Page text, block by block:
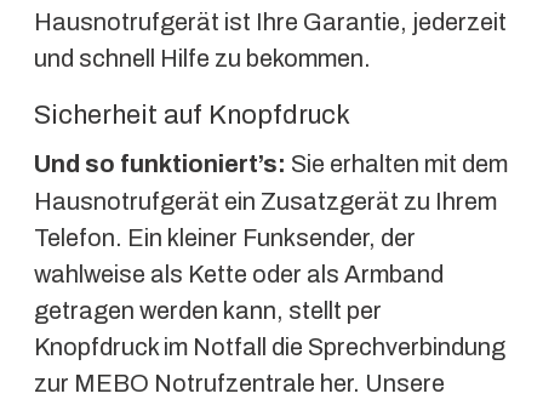
Hausnotrufgerät ist Ihre Garantie, jederzeit
und schnell Hilfe zu bekommen.
Sicherheit auf Knopfdruck
Und so funktioniert’s: Sie erhalten mit dem
Hausnotrufgerät ein Zusatzgerät zu Ihrem
Telefon. Ein kleiner Funksender, der
wahlweise als Kette oder als Armband
getragen werden kann, stellt per
Knopfdruck im Notfall die Sprechverbindung
zur MEBO Notrufzentrale her. Unsere